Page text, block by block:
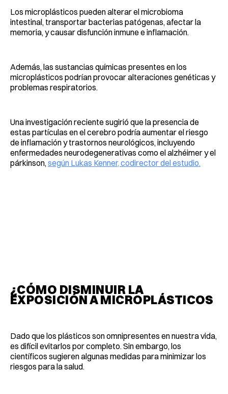
Los microplásticos pueden alterar el microbioma
intestinal, transportar bacterias patógenas, afectar la
memoria, y causar disfunción inmune e inflamación.
Además, las sustancias químicas presentes en los
microplásticos podrían provocar alteraciones genéticas y
problemas respiratorios.
Una investigación reciente sugirió que la presencia de
estas partículas en el cerebro podría aumentar el riesgo
de inflamación y trastornos neurológicos, incluyendo
enfermedades neurodegenerativas como el alzhéimer y el
párkinson, según Lukas Kenner, codirector del estudio.
¿CÓMO DISMINUIR LA
EXPOSICIÓN A MICROPLÁSTICOS
Dado que los plásticos son omnipresentes en nuestra vida,
es difícil evitarlos por completo. Sin embargo, los
científicos sugieren algunas medidas para minimizar los
riesgos para la salud.